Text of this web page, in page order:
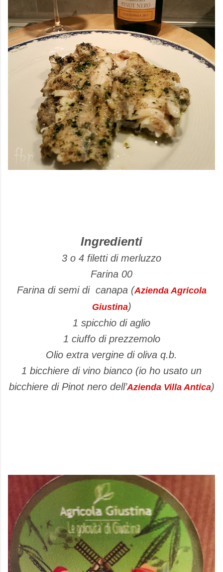
Ingredienti
3 o 4 filetti di merluzzo
Farina 00
Farina di semi di canapa (Azienda Agricola
Giustina)
1 spicchio di aglio
1 ciuffo di prezzemolo
Olio extra vergine di oliva q.b.
1 bicchiere di vino bianco (io ho usato un
bicchiere di Pinot nero dell’Azienda Villa Antica)